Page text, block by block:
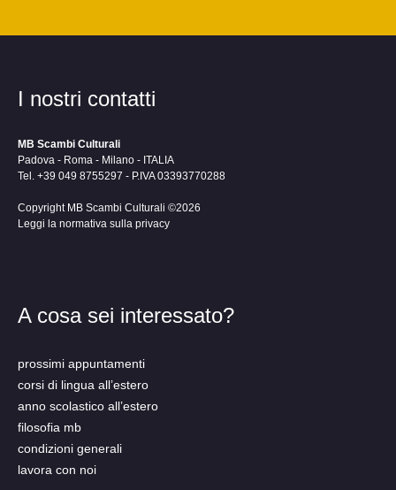
I nostri contatti
MB Scambi Culturali
Padova - Roma - Milano - ITALIA
Tel. +39 049 8755297 - P.IVA 03393770288
Copyright MB Scambi Culturali ©2026
Leggi la normativa sulla privacy
A cosa sei interessato?
prossimi appuntamenti
corsi di lingua all’estero
anno scolastico all’estero
filosofia mb
condizioni generali
lavora con noi